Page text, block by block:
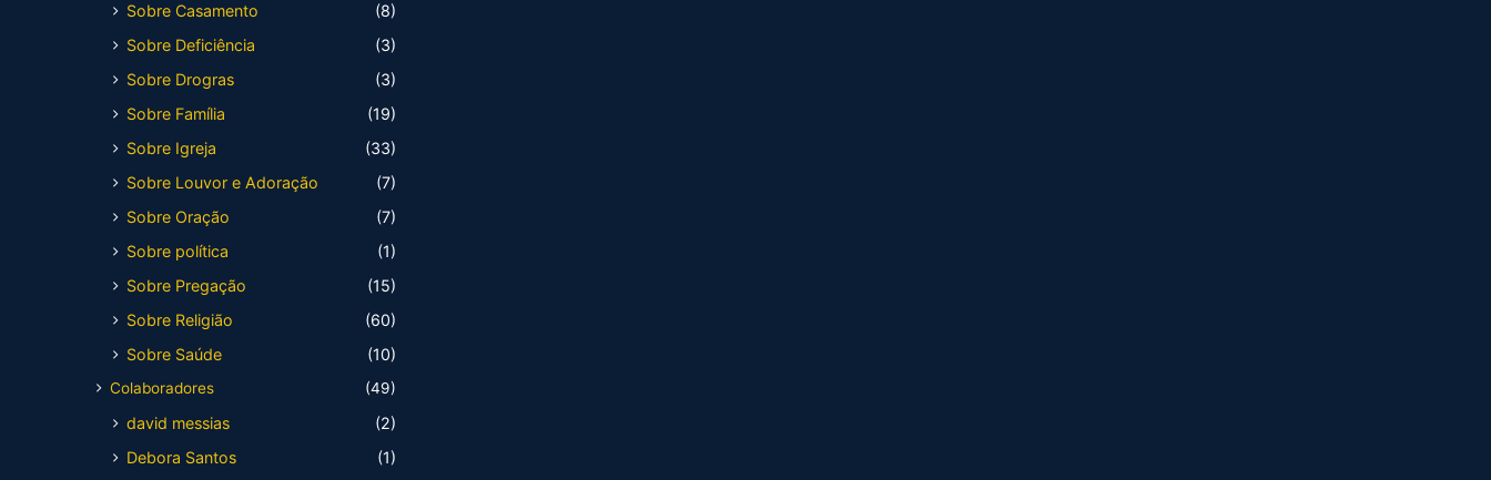
Sobre Casamento
(8)
Sobre Deficiência
(3)
Sobre Drogras
(3)
Sobre Família
(19)
Sobre Igreja
(33)
Sobre Louvor e Adoração
(7)
Sobre Oração
(7)
Sobre política
(1)
Sobre Pregação
(15)
Sobre Religião
(60)
Sobre Saúde
(10)
Colaboradores (49)
david messias
(2)
Debora Santos
(1)